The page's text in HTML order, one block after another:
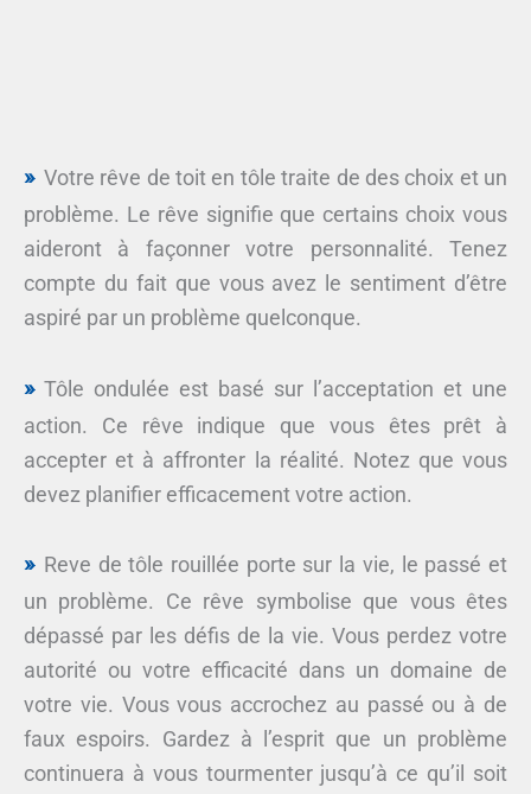
Votre rêve de toit en tôle traite de des choix et un
problème. Le rêve signifie que certains choix vous
aideront à façonner votre personnalité. Tenez
compte du fait que vous avez le sentiment d’être
aspiré par un problème quelconque.
Tôle ondulée est basé sur l’acceptation et une
action. Ce rêve indique que vous êtes prêt à
accepter et à affronter la réalité. Notez que vous
devez planifier efficacement votre action.
Reve de tôle rouillée porte sur la vie, le passé et
un problème. Ce rêve symbolise que vous êtes
dépassé par les défis de la vie. Vous perdez votre
autorité ou votre efficacité dans un domaine de
votre vie. Vous vous accrochez au passé ou à de
faux espoirs. Gardez à l’esprit que un problème
continuera à vous tourmenter jusqu’à ce qu’il soit